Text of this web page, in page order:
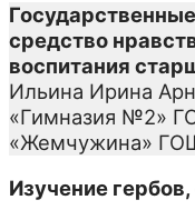
средство
воспитания
Ильина Ирина
«Гимназия №2»
«Жемчужина»
Изучение